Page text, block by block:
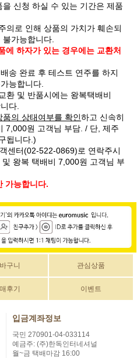
신청 하실 수 있는 기간은 제품
의로 인해 상품의 가치가 훼손되
가능합니다.
에 하자가 있는 경우에는 교환처
송 완료 후 테스트 연주를 하지
능합니다.
환 및 반품시에는 왕복택배비
다.
의 상태여부를 확인하고 신속히
7,000원 고객님 부담. / 단, 제주
됩니다.)
센터(02-522-0869)로 연락주시
왕복 택배비 7,000원 고객님 부
가능합니다.
구니 관심상품
후기 이벤트
입금계좌정보
국민 270901-04-033114
예금주: (주)한독인터네셔널
월~금 택배마감 16:00